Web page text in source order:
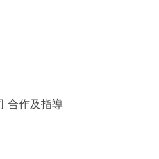
合作及指導